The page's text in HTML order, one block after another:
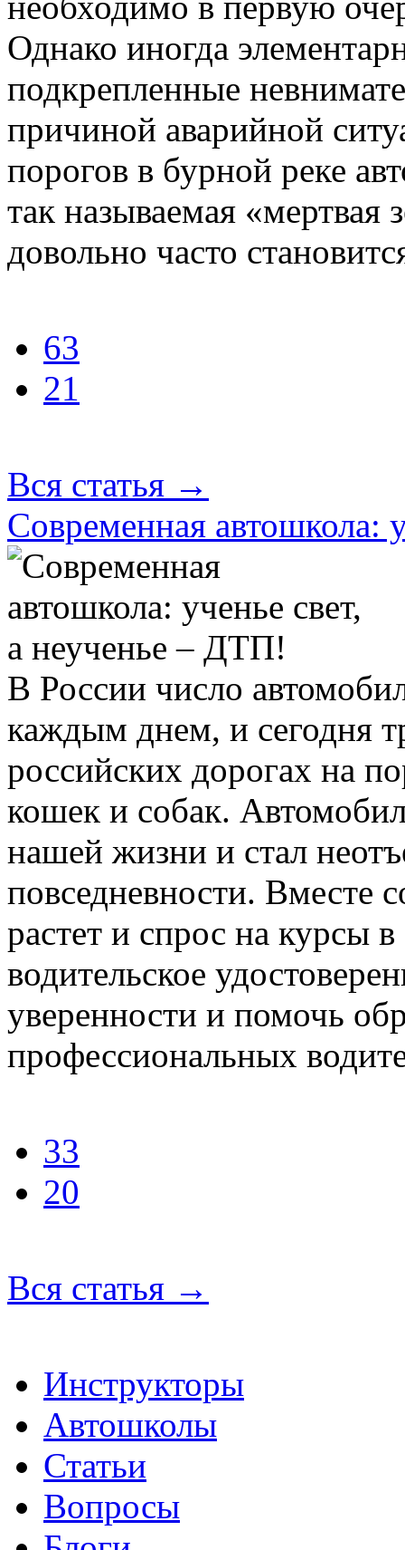
Однако иногда
подкрепленные
причиной аварийной
порогов в бурной реке
так называемая «мертвая
довольно часто
63
21
Вся статья →
Современная автошкола:
В России число
каждым днем, и сегодня
российских дорогах на
кошек и собак.
нашей жизни и стал
повседневности. Вместе
растет и спрос на курсы
водительское
уверенности и помочь
профессиональных
33
20
Вся статья →
Инструкторы
Автошколы
Статьи
Вопросы